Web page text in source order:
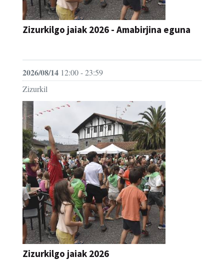
Zizurkilgo jaiak 2026 - Amabirjina eguna
2026/08/14 12:00 - 23:59
Zizurkil
Zizurkilgo jaiak 2026